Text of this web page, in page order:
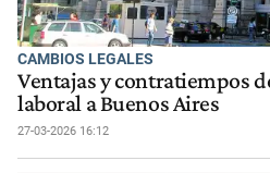
CAMBIOS LEGALES
Ventajas y contratiempos
laboral a Buenos Aires
27-03-2026 16:12